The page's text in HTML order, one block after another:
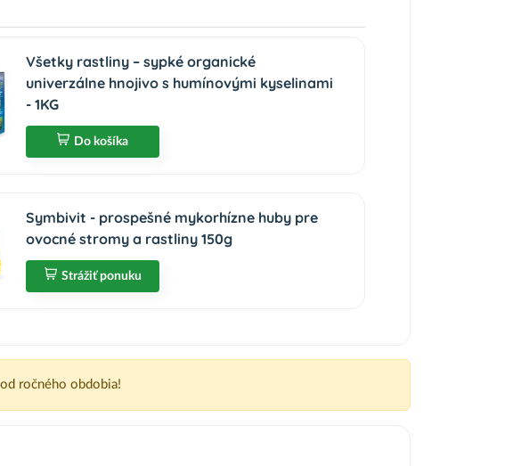
Všetky rastliny – sypké organické
univerzálne hnojivo s humínovými kyselinami
- 1KG
Do košíka
Symbivit - prospešné mykorhízne huby pre
ovocné stromy a rastliny 150g
Strážiť ponuku
ročného obdobia!